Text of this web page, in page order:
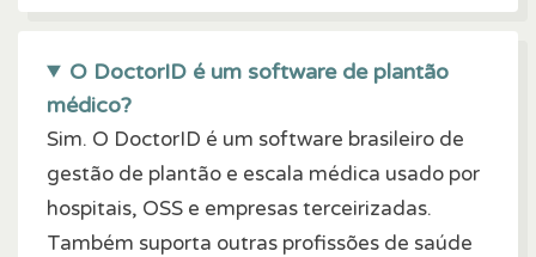
O DoctorID é um software de plantão
médico?
Sim. O DoctorID é um software brasileiro de
gestão de plantão e escala médica usado por
hospitais, OSS e empresas terceirizadas.
Também suporta outras profissões de saúde